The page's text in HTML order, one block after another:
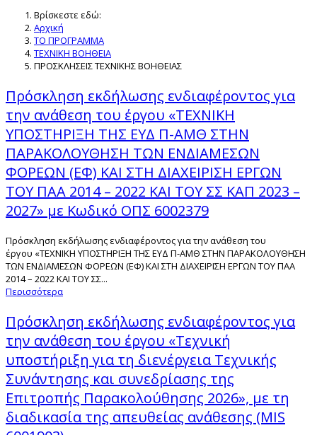
Βρίσκεστε εδώ:
Αρχική
ΤΟ ΠΡΟΓΡΑΜΜΑ
ΤΕΧΝΙΚΗ ΒΟΗΘΕΙΑ
ΠΡΟΣΚΛΗΣΕΙΣ ΤΕΧΝΙΚΗΣ ΒΟΗΘΕΙΑΣ
Πρόσκληση εκδήλωσης ενδιαφέροντος για
την ανάθεση του έργου «ΤΕΧΝΙΚΗ
ΥΠΟΣΤΗΡΙΞΗ ΤΗΣ ΕΥΔ Π-ΑΜΘ ΣΤΗΝ
ΠΑΡΑΚΟΛΟΥΘΗΣΗ ΤΩΝ ΕΝΔΙΑΜΕΣΩΝ
ΦΟΡΕΩΝ (ΕΦ) ΚΑΙ ΣΤΗ ΔΙΑΧΕΙΡΙΣΗ ΕΡΓΩΝ
ΤΟΥ ΠΑΑ 2014 – 2022 ΚΑΙ ΤΟΥ ΣΣ ΚΑΠ 2023 –
2027» με Κωδικό ΟΠΣ 6002379
Πρόσκληση εκδήλωσης ενδιαφέροντος για την ανάθεση του
έργου «ΤΕΧΝΙΚΗ ΥΠΟΣΤΗΡΙΞΗ ΤΗΣ ΕΥΔ Π-ΑΜΘ ΣΤΗΝ ΠΑΡΑΚΟΛΟΥΘΗΣΗ
ΤΩΝ ΕΝΔΙΑΜΕΣΩΝ ΦΟΡΕΩΝ (ΕΦ) ΚΑΙ ΣΤΗ ΔΙΑΧΕΙΡΙΣΗ ΕΡΓΩΝ ΤΟΥ ΠΑΑ
2014 – 2022 ΚΑΙ ΤΟΥ ΣΣ...
Περισσότερα
Πρόσκληση εκδήλωσης ενδιαφέροντος για
την ανάθεση του έργου «Τεχνική
υποστήριξη για τη διενέργεια Τεχνικής
Συνάντησης και συνεδρίασης της
Επιτροπής Παρακολούθησης 2026», με τη
διαδικασία της απευθείας ανάθεσης (MIS